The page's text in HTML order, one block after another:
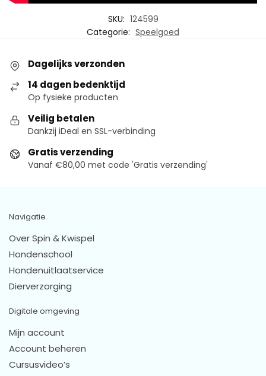
SKU: 124599
Categorie: Speelgoed
Dagelijks verzonden
14 dagen bedenktijd
Op fysieke producten
Veilig betalen
Dankzij iDeal en SSL-verbinding
Gratis verzending
Vanaf €80,00 met code 'Gratis verzending'
Navigatie
Over Spin & Kwispel
Hondenschool
Hondenuitlaatservice
Dierverzorging
Digitale omgeving
Mijn account
Account beheren
Cursusvideo’s